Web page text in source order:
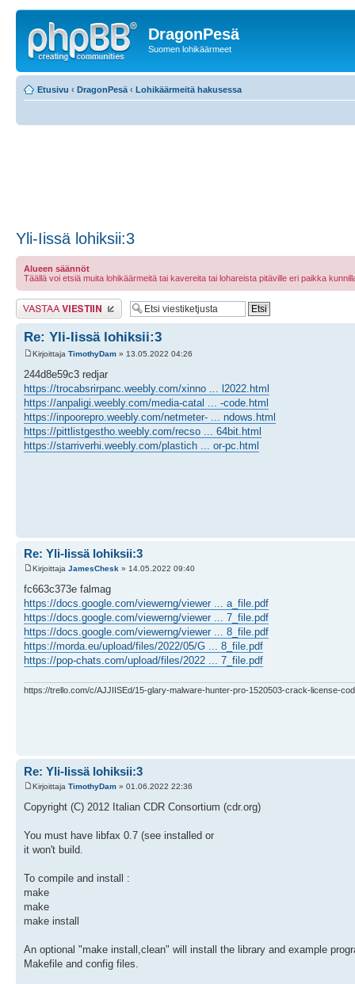
DragonPesä
Suomen lohikäärmeet
Etusivu ‹ DragonPesä ‹ Lohikäärmeitä hakusessa
Yli-Iissä lohiksii:3
Alueen säännöt
Täällä voi etsiä muita lohikäärmeitä tai kavereita tai lohareista pitäville eri paikka
Lähetä vastaus
Re: Yli-Iissä lohiksii:3
Kirjoittaja TimothyDam » 13.05.2022 04:26
244d8e59c3 redjar
https://trocabsrirpanc.weebly.com/xinno ... l2022.html
https://anpaligi.weebly.com/media-catal ... -code.html
https://inpoorepro.weebly.com/netmeter- ... ndows.html
https://pittlistgestho.weebly.com/recso ... 64bit.html
https://starriverhi.weebly.com/plastich ... or-pc.html
Re: Yli-Iissä lohiksii:3
Kirjoittaja JamesChesk » 14.05.2022 09:40
fc663c373e falmag
https://docs.google.com/viewerng/viewer ... a_file.pdf
https://docs.google.com/viewerng/viewer ... 7_file.pdf
https://docs.google.com/viewerng/viewer ... 8_file.pdf
https://morda.eu/upload/files/2022/05/G ... 8_file.pdf
https://pop-chats.com/upload/files/2022 ... 7_file.pdf
https://trello.com/c/AJJIISEd/15-glary-malware-hunter-pro-1520503-crack-license-
Re: Yli-Iissä lohiksii:3
Kirjoittaja TimothyDam » 01.06.2022 22:36
Copyright (C) 2012 Italian CDR Consortium (cdr.org)
You must have libfax 0.7 (see installed or
it won't build.
To compile and install :
make
make
make install
An optional "make install,clean" will install the library and example
Makefile and config files.